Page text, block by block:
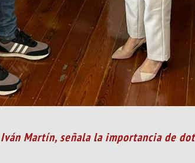
Martín, señala la importancia de